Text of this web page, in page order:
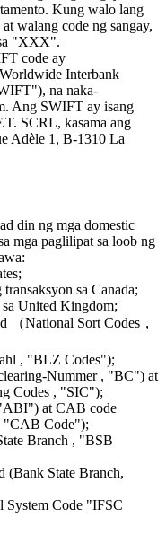
Kung walo lang
walang code ng sangay,
"XXX".
code ay
Interbank
na naka-
Ang SWIFT ay isang
SCRL, kasama ang
Adèle 1, B-1310 La
din ng mga domestic
mga paglilipat sa loob ng
sa Canada;
United Kingdom;
（National Sort Codes，
, "BLZ Codes");
Nummer , "BC") at
Codes , "SIC");
at CAB code
"CAB Code");
Branch , "BSB
(Bank State Branch,
System Code "IFSC